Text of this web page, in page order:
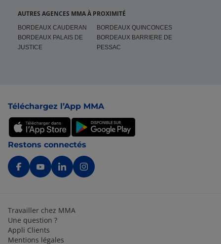
AUTRES AGENCES MMA À PROXIMITÉ
BORDEAUX CAUDERAN
BORDEAUX QUINCONCES
BORDEAUX PALAIS DE
JUSTICE
BORDEAUX BARRIERE DE
PESSAC
Téléchargez l’App MMA
Restons connectés
Travailler chez MMA
Une question ?
Appli Clients
Mentions légales